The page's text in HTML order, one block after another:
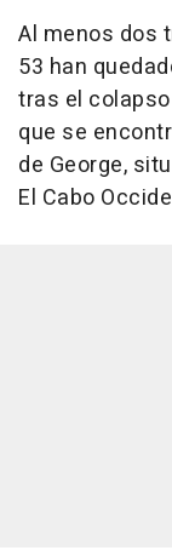
Al menos dos
53 han
tras el
que se
de George,
El Cabo